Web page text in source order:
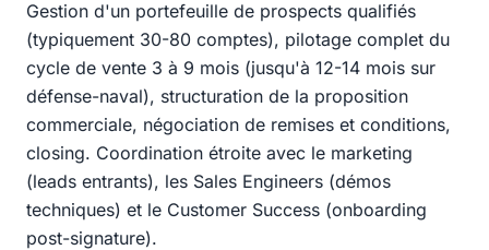
Gestion d'un portefeuille de prospects qualifiés
(typiquement 30-80 comptes), pilotage complet du
cycle de vente 3 à 9 mois (jusqu'à 12-14 mois sur
défense-naval), structuration de la proposition
commerciale, négociation de remises et conditions,
closing. Coordination étroite avec le marketing
(leads entrants), les Sales Engineers (démos
techniques) et le Customer Success (onboarding
post-signature).